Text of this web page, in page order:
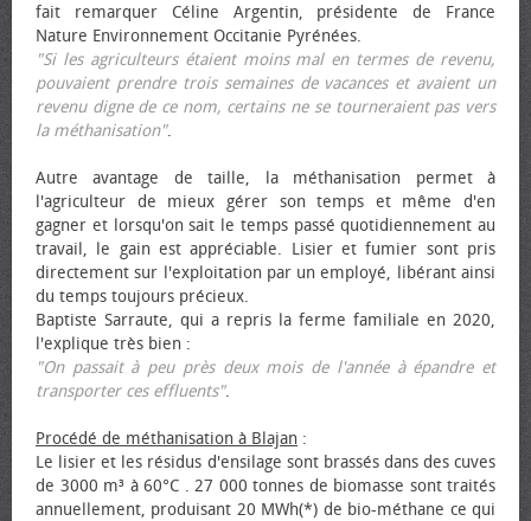
fait remarquer Céline Argentin, présidente de France
Nature Environnement Occitanie Pyrénées.
"Si les agriculteurs étaient moins mal en termes de revenu,
pouvaient prendre trois semaines de vacances et avaient un
revenu digne de ce nom, certains ne se tourneraient pas vers
la méthanisation".
Autre avantage de taille, la méthanisation permet à
l'agriculteur de mieux gérer son temps et même d'en
gagner et lorsqu'on sait le temps passé quotidiennement au
travail, le gain est appréciable. Lisier et fumier sont pris
directement sur l'exploitation par un employé, libérant ainsi
du temps toujours précieux.
Baptiste Sarraute, qui a repris la ferme familiale en 2020,
l'explique très bien :
"On passait à peu près deux mois de l'année à épandre et
transporter ces effluents".
Procédé de méthanisation à Blajan :
Le lisier et les résidus d'ensilage sont brassés dans des cuves
de 3000 m³ à 60°C . 27 000 tonnes de biomasse sont traités
annuellement, produisant 20 MWh(*) de bio-méthane ce qui